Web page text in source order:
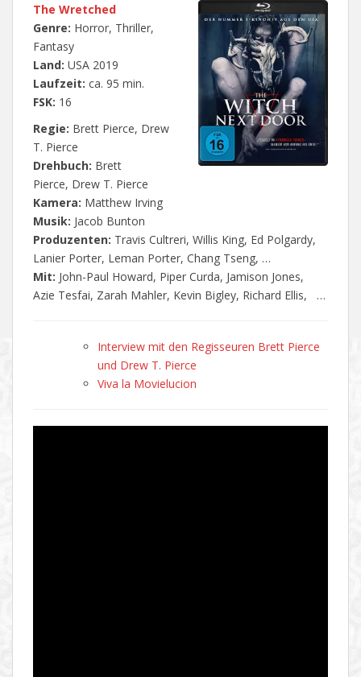
The Wretched
Genre: Horror, Thriller,
Fantasy
Land: USA 2019
Laufzeit: ca. 95 min.
FSK: 16
Regie: Brett Pierce, Drew
T. Pierce
Drehbuch: Brett
Pierce, Drew T. Pierce
Kamera: Matthew Irving
Musik: Jacob Bunton
Produzenten: Travis Cultreri, Willis King, Ed Polgardy,
Lanier Porter, Leman Porter, Chang Tseng, …
Mit: John-Paul Howard, Piper Curda, Jamison Jones,
Azie Tesfai, Zarah Mahler, Kevin Bigley, Richard Ellis, …
Interview mit den Regisseuren Brett Pierce
und Drew T. Pierce
Viva la Movielucion